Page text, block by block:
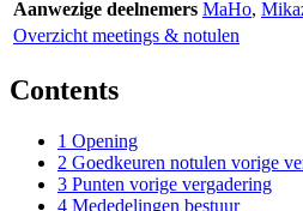
Aanwezige deelnemers MaHo,
Overzicht meetings & notulen
Contents
1 Opening
2 Goedkeuren notulen vorige
3 Punten vorige vergadering
4 Mededelingen bestuur